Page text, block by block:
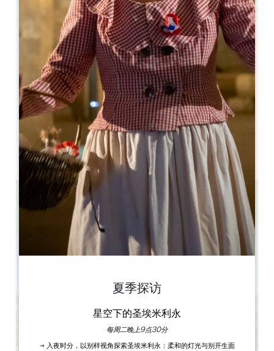
Leaflet
Hôtel 3 étoiles dans le vignoble
Puisseguin
33570 Puisseguin
05 57 55 28 20
联系我们
U 型房间容量 : 20
剧院容量 : 40
11.5 km
复制 GPS 代码
夏季探访
星空下的圣埃米利永
每周二晚上9点30分
→ 入夜时分，以别样视角探索圣埃米利永：柔和的灯光与别开生面